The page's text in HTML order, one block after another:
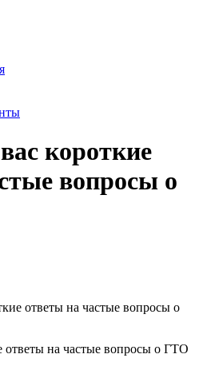
короткие
вопросы о
ответы на частые вопросы о